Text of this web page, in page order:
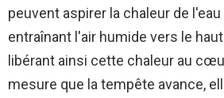
peuvent aspirer la chaleur de
entraînant l'air humide vers le
libérant ainsi cette chaleur au
mesure que la tempête avance,